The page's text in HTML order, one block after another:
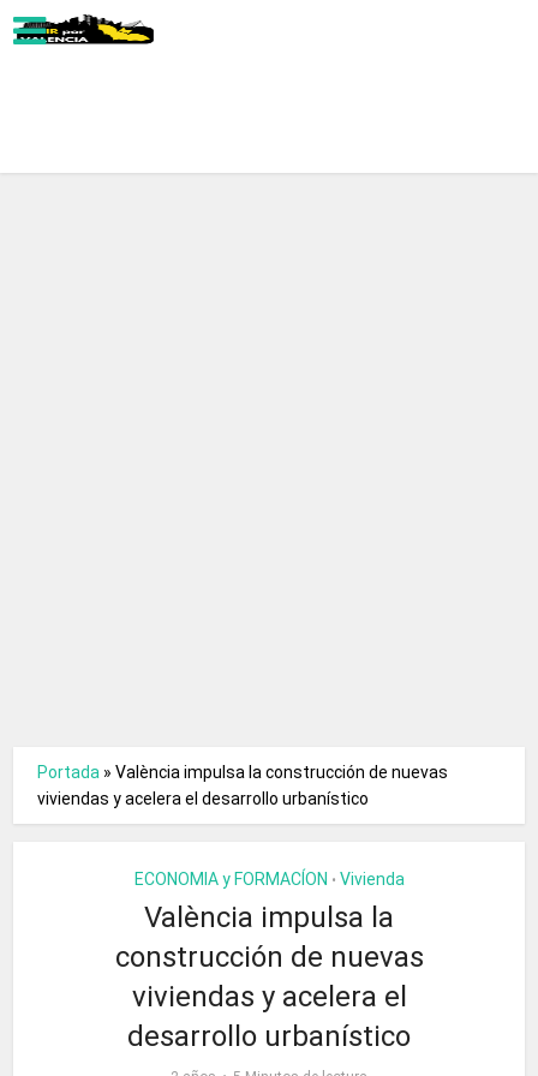
Portada »València impulsa la construcción de nuevas
viviendas y acelera el desarrollo urbanístico
ECONOMIA y FORMACÍON • Vivienda
València impulsa la
construcción de nuevas
viviendas y acelera el
desarrollo urbanístico